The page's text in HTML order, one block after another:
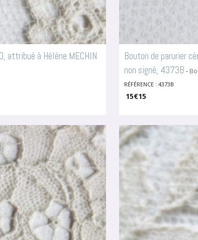
attribué à Hélène MECHIN
Bouton de parurier
non signé, 4373B -
RÉFÉRENCE : 4373B
15€15